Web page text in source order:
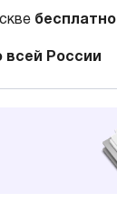
бесплатно
всей России